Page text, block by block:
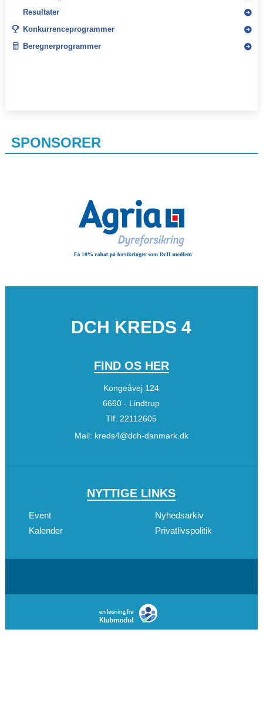
Resultater
Konkurrenceprogrammer
Beregnerprogrammer
SPONSORER
DCH KREDS 4
FIND OS HER
Kongeåvej 124
6660 - Lindtrup
Tlf. 22112605
Mail: kreds4@dch-danmark.dk
NYTTIGE LINKS
Event
Nyhedsarkiv
Kalender
Privatlivspolitik